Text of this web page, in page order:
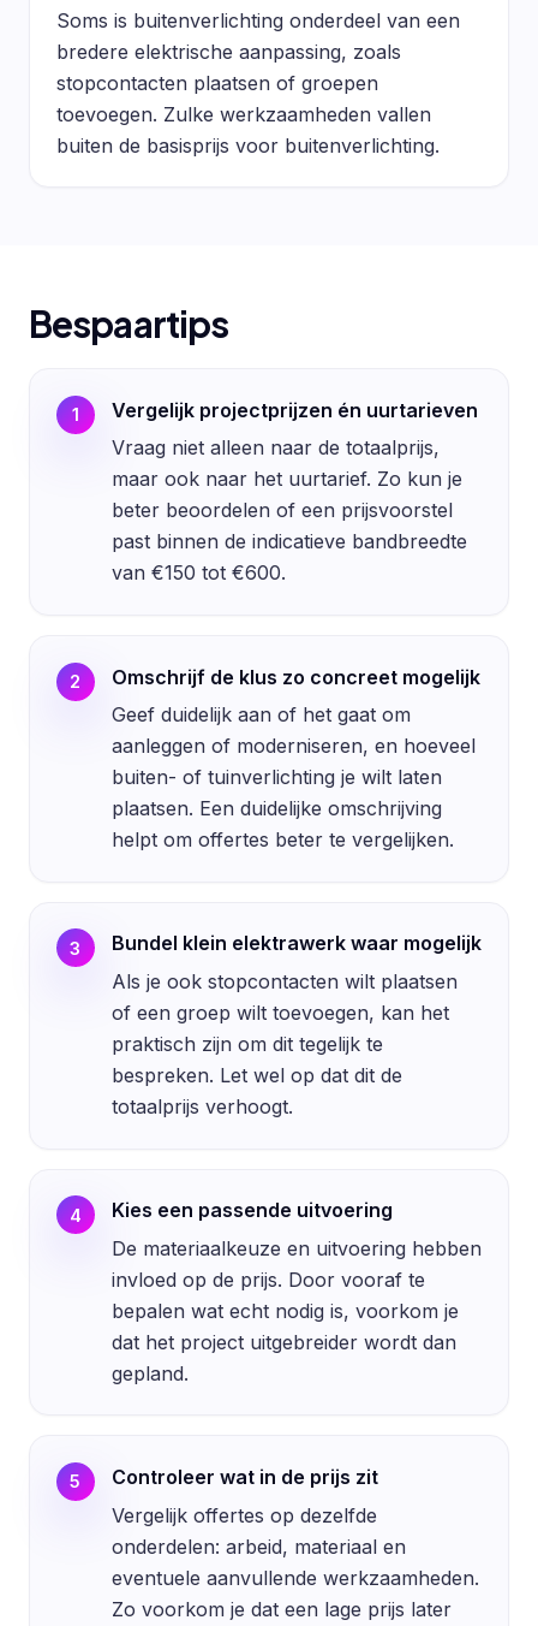
Soms is buitenverlichting onderdeel van een
bredere elektrische aanpassing, zoals
stopcontacten plaatsen of groepen
toevoegen. Zulke werkzaamheden vallen
buiten de basisprijs voor buitenverlichting.
Bespaartips
1
Vergelijk projectprijzen én uurtarieven
Vraag niet alleen naar de totaalprijs,
maar ook naar het uurtarief. Zo kun je
beter beoordelen of een prijsvoorstel
past binnen de indicatieve bandbreedte
van €150 tot €600.
2
Omschrijf de klus zo concreet mogelijk
Geef duidelijk aan of het gaat om
aanleggen of moderniseren, en hoeveel
buiten- of tuinverlichting je wilt laten
plaatsen. Een duidelijke omschrijving
helpt om offertes beter te vergelijken.
3
Bundel klein elektrawerk waar mogelijk
Als je ook stopcontacten wilt plaatsen
of een groep wilt toevoegen, kan het
praktisch zijn om dit tegelijk te
bespreken. Let wel op dat dit de
totaalprijs verhoogt.
4
Kies een passende uitvoering
De materiaalkeuze en uitvoering hebben
invloed op de prijs. Door vooraf te
bepalen wat echt nodig is, voorkom je
dat het project uitgebreider wordt dan
gepland.
5
Controleer wat in de prijs zit
Vergelijk offertes op dezelfde
onderdelen: arbeid, materiaal en
eventuele aanvullende werkzaamheden.
Zo voorkom je dat een lage prijs later